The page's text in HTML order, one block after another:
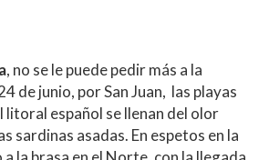
, no se le puede pedir más a la
de junio, por San Juan, las playas
litoral español se llenan del olor
sardinas asadas. En espetos en la